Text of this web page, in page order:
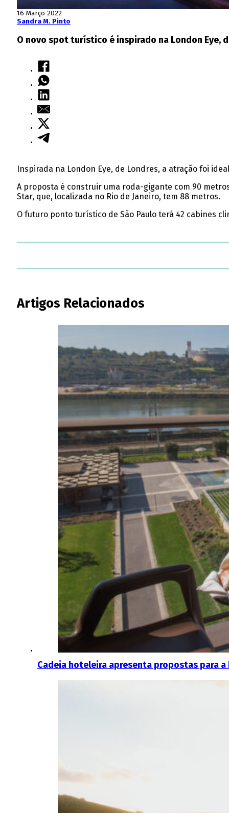
16 Março 2022
Sandra M. Pinto
O novo spot turístico é inspirado na London Eye,
Inspirada na London Eye, de Londres, a atração foi
A proposta é construir uma roda-gigante com 90
Star, que, localizada no Rio de Janeiro, tem 88 metros.
O futuro ponto turístico de São Paulo terá 42 cabines
Artigos Relacionados
Cadeia hoteleira apresenta propostas para a